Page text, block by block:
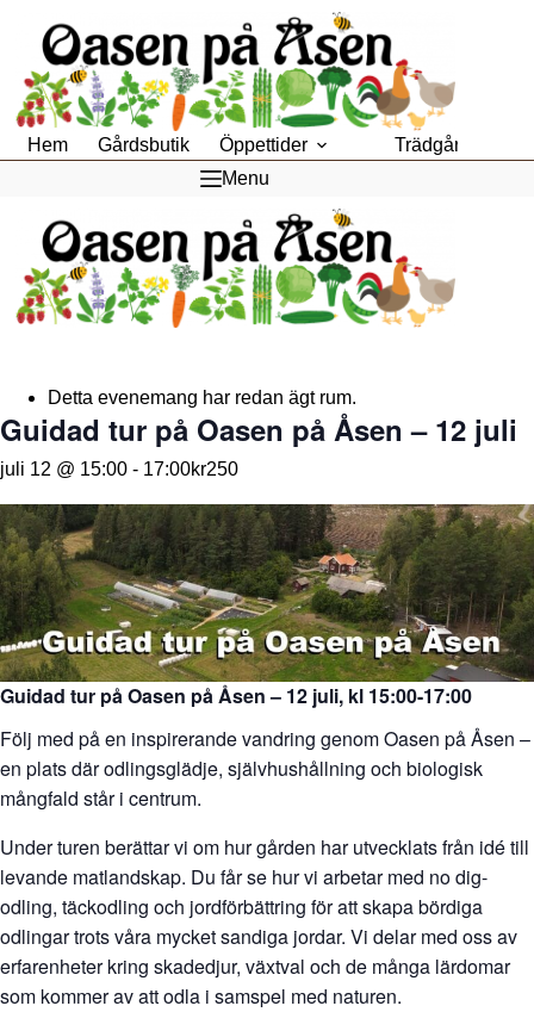
innehåll
Hem Gårdsbutik Öppettider Trädgårdsfik
Menu
Detta evenemang har redan ägt rum.
Guidad tur på Oasen på Åsen – 12 juli
juli 12 @ 15:00 - 17:00kr250
Guidad tur på Oasen på Åsen – 12 juli, kl 15:00-17:00
Följ med på en inspirerande vandring genom Oasen på Åsen –
en plats där odlingsglädje, självhushållning och biologisk
mångfald står i centrum.
Under turen berättar vi om hur gården har utvecklats från idé till
levande matlandskap. Du får se hur vi arbetar med no dig-
odling, täckodling och jordförbättring för att skapa bördiga
odlingar trots våra mycket sandiga jordar. Vi delar med oss av
erfarenheter kring skadedjur, växtval och de många lärdomar
som kommer av att odla i samspel med naturen.